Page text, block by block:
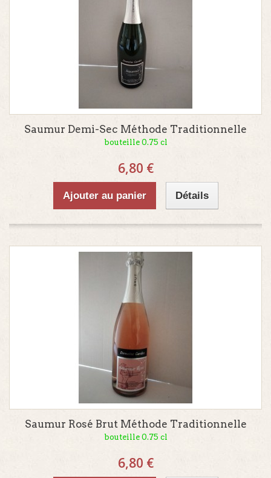
Saumur Demi-Sec Méthode Traditionnelle
bouteille 0.75 cl
6,80 €
Ajouter au panier Détails
Saumur Rosé Brut Méthode Traditionnelle
bouteille 0.75 cl
6,80 €